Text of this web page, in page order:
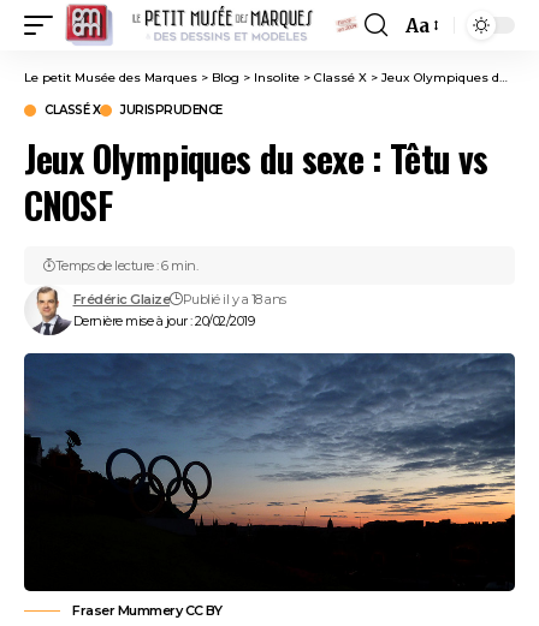
Font
Resizer
Aa
Le petit Musée des Marques > Blog > Insolite > Classé X > Jeux Olympiques du sexe : Têtu vs CNOSF
CLASSÉ X JURISPRUDENCE
Jeux Olympiques du sexe : Têtu vs
CNOSF
Dernière mise à jour : 20/02/2019
Frédéric Glaize Publié il y a 18 ans
Temps de lecture : 6 min.
Fraser Mummery CC BY